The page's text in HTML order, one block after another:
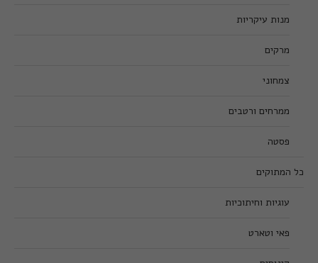
מנות עיקריות
מרקים
צמחוני
ממרחים ורטבים
פסטה
כל המתוקים
עוגיות וחיתוכיות
פאי וטארט